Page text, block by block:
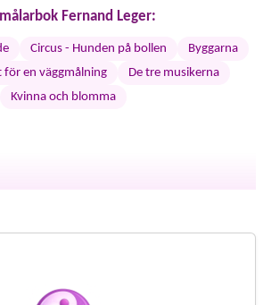
Fernand Leger:
Circus - Hunden på bollen
Byggarna
för en väggmålning
De tre musikerna
Kvinna och blomma